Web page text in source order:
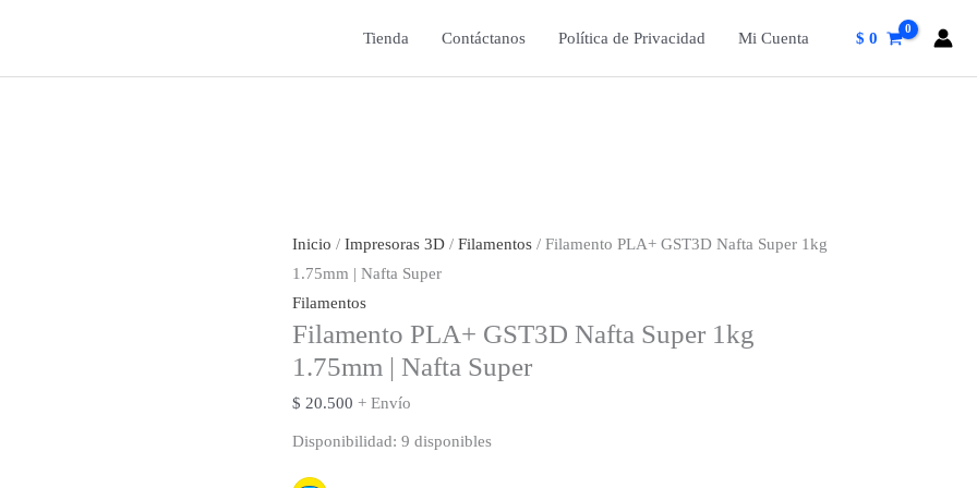
Tienda Contáctanos Política de Privacidad Mi Cuenta $ 0
Inicio / Impresoras 3D / Filamentos / Filamento PLA+ GST3D Nafta Super 1kg
1.75mm | Nafta Super
Filamentos
Filamento PLA+ GST3D Nafta Super 1kg
1.75mm | Nafta Super
$ 20.500 + Envío
Disponibilidad: 9 disponibles